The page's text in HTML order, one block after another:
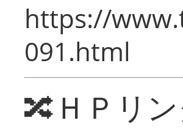
https://
091.html
🔀ＨＰリ